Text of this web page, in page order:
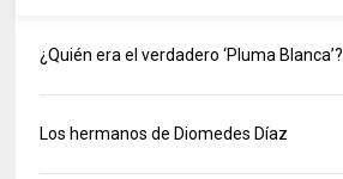
¿Quién era el verdadero ‘Pluma Blanca’?
Los hermanos de Diomedes Díaz